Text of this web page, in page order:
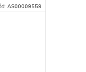
AS00009559